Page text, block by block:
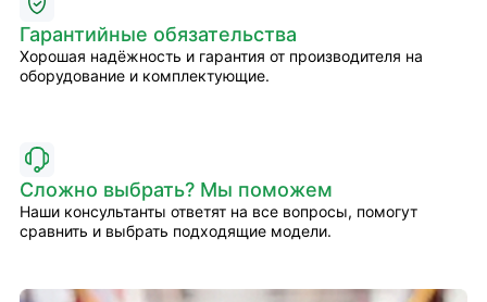
Гарантийные обязательства
Хорошая надёжность и гарантия от производителя на
оборудование и комплектующие.
Сложно выбрать? Мы поможем
Наши консультанты ответят на все вопросы, помогут
сравнить и выбрать подходящие модели.